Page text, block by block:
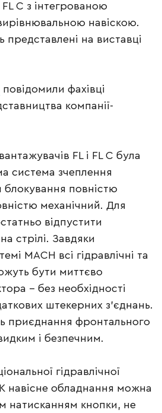
C з інтегрованою
навіскою.
представлені на виставці
повідомили фахівці
компанії-
FL і FL C була
система зчеплення
блокування повністю
механічний. Для
відпустити
стрілі. Завдяки
MACH всі гідравлічні та
бути миттєво
– без необхідності
штекерних з’єднань.
приєднання фронтального
і безпечним.
гідравлічної
навісне обладнання можна
натисканням кнопки, не